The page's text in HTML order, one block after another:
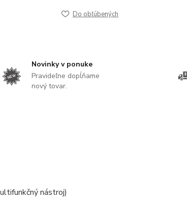
Do obľúbených
Novinky v ponuke
Pravideľne dopĺňame
nový tovar.
nástroj)